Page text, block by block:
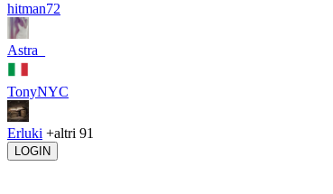
hitman72
Astra_
TonyNYC
Erluki +altri 91
LOGIN